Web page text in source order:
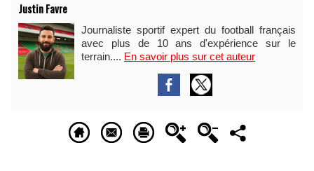
Justin Favre
Journaliste sportif expert du football français
avec plus de 10 ans d'expérience sur le
terrain.... En savoir plus sur cet auteur